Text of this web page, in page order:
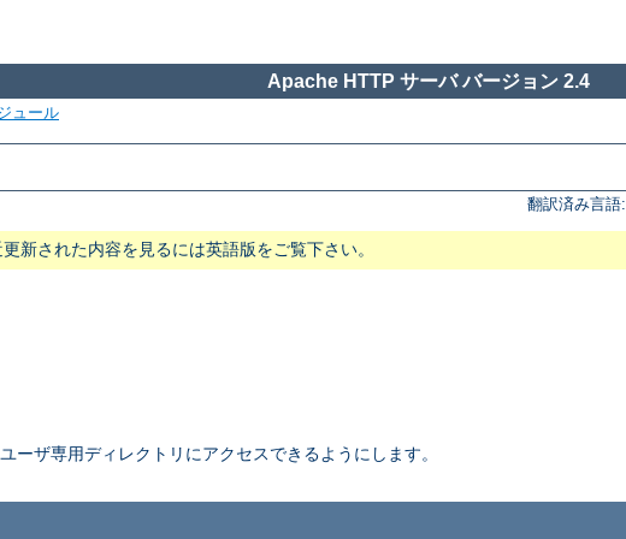
Apache HTTP サーバ バージョン 2.4
ュール
翻訳済み言語:
新された内容を見るには英語版をご覧下さい。
ーザ専用ディレクトリにアクセスできるようにします。